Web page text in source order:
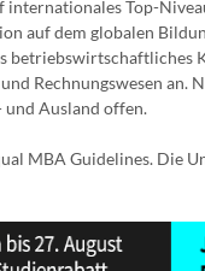
Top-
auf dem globalen
betriebswirtschaftliches
Rechnungswesen an.
Ausland offen.
MBA Guidelines. Die